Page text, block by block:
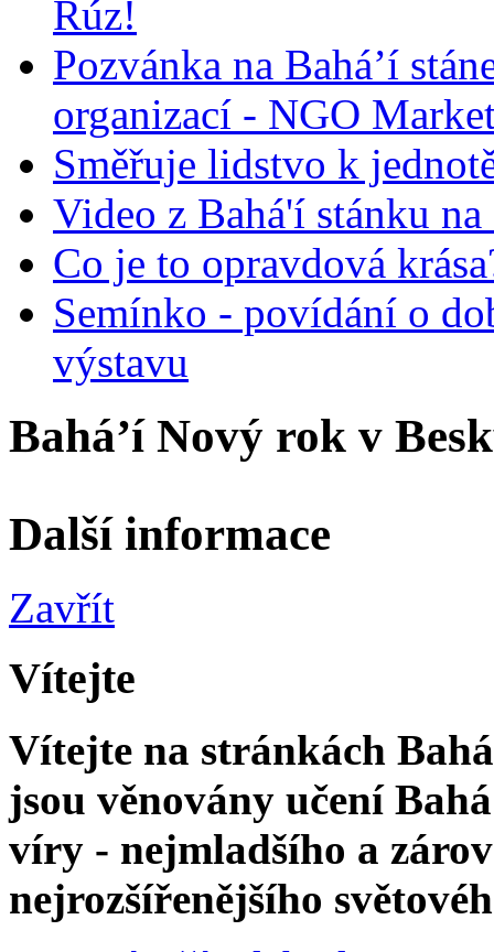
Rúz!
Pozvánka na Bahá’í
organizací - NGO
Směřuje lidstvo k
Video z Bahá'í stánku
Co je to opravdová
Semínko - povídání o
výstavu
Bahá’í Nový rok v
Další informace
Zavřít
Vítejte
Vítejte na stránkách
jsou věnovány učení
víry - nejmladšího a
nejrozšířenějšího